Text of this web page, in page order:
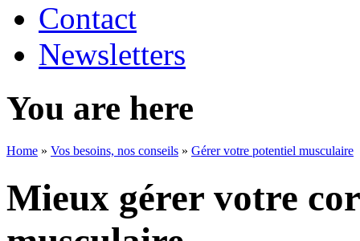
Contact
Newsletters
You are here
Home » Vos besoins, nos conseils » Gérer votre potentiel musculaire
Mieux gérer votre